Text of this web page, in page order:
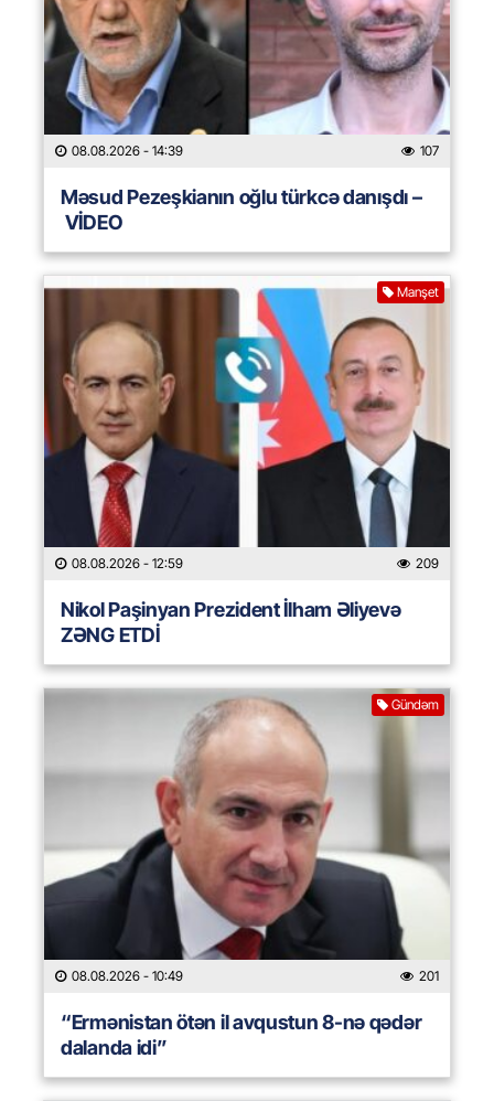
08.08.2026 - 14:39 107
Məsud Pezeşkianın oğlu türkcə danışdı –
VİDEO
Manşet
08.08.2026 - 12:59 209
Nikol Paşinyan Prezident İlham Əliyevə
ZƏNG ETDİ
Gündəm
08.08.2026 - 10:49 201
“Ermənistan ötən il avqustun 8-nə qədər
dalanda idi”